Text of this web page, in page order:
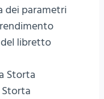
dei parametri
libretto
Storta
Storta